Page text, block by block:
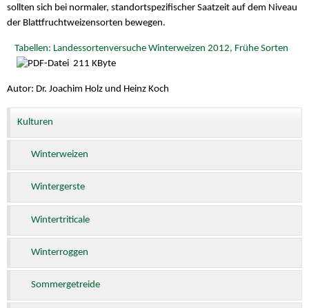
sollten sich bei normaler, standortspezifischer Saatzeit auf dem Niveau
der Blattfruchtweizensorten bewegen.
Tabellen: Landessortenversuche Winterweizen 2012, Frühe Sorten
211 KByte
Autor: Dr. Joachim Holz und Heinz Koch
Kulturen
Winterweizen
Wintergerste
Wintertriticale
Winterroggen
Sommergetreide